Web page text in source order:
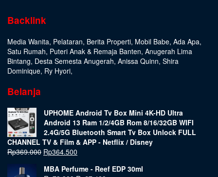
Backlink
Media Wanita, Pelataran, Berita Properti, Mobil Babe, Ada Apa,
Satu Rumah, Puteri Anak & Remaja Banten, Anugerah Lima
Bintang, Desta Semesta Anugerah, Anissa Quinn, Shira
Dominique, Ry Hyori,
Belanja
UPHOME Android Tv Box Mini 4K-HD Ultra
Android 13 Ram 1/2/4GB Rom 8/16/32GB WIFI
2.4G/5G Bluetooth Smart Tv Box Unlock FULL
CHANNEL TV & Film & APP - Netflix / Disney
Rp369.000 Rp364.500
MBA Perfume - Reef EDP 30ml